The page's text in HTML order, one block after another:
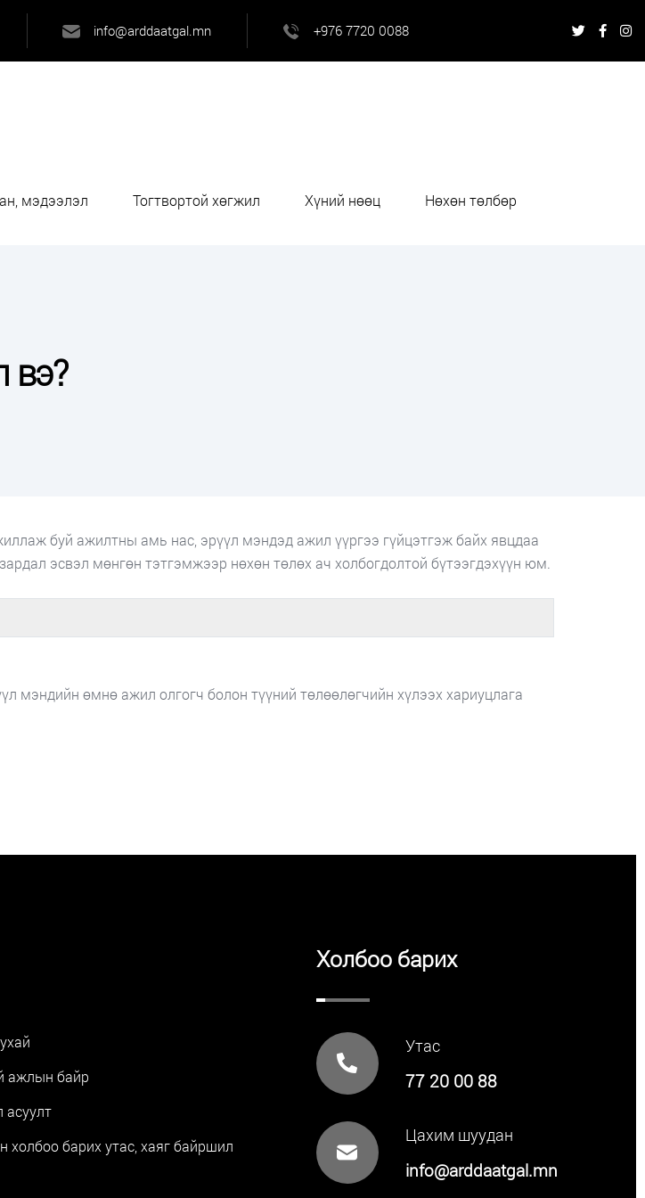
info@arddaatgal.mn +976 7720 0088
мэдээлэл Тогтвортой хөгжил Хүний нөөц Нөхөн төлбөр
вэ?
буй ажилтны амь нас, эрүүл мэндэд ажил үүргээ гүйцэтгэж байх явцдаа
эсвэл мөнгөн тэтгэмжээр нөхөн төлөх ач холбогдолтой бүтээгдэхүүн юм.
мэндийн өмнө ажил олгогч болон түүний төлөөлөгчийн хүлээх хариуцлага
ажлын байр
асуулт
холбоо барих утас, хаяг байршил
Холбоо барих
Утас
77 20 00 88
Цахим шуудан
info@arddaatgal.mn